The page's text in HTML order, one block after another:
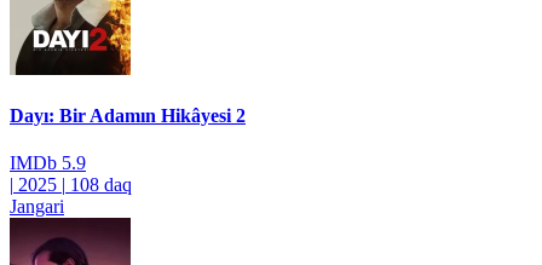
Dayı: Bir Adamın Hikâyesi 2
IMDb 5.9
| 2025 | 108 daq
Jangari